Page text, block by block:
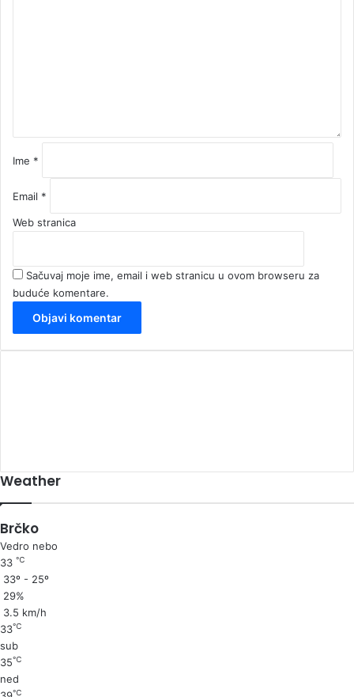
Ime *
Email *
Web stranica
Sačuvaj moje ime, email i web stranicu u ovom browseru za
buduće komentare.
Weather
Brčko
Vedro nebo
33 ℃
33º - 25º
29%
3.5 km/h
33℃
sub
35℃
ned
℃